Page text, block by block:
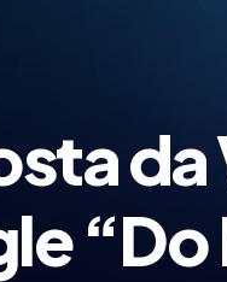
da
“Do